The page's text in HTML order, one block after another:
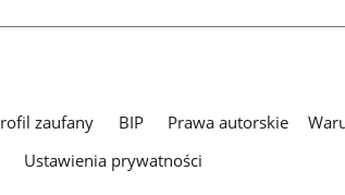
zaufany BIP Prawa autorskie
Ustawienia prywatności